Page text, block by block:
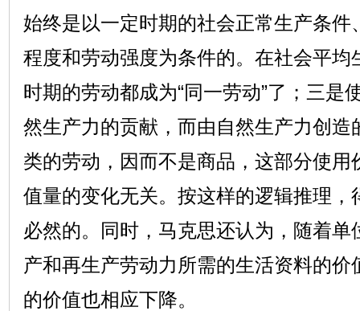
始终是以一定时期的社会正常生产条件
程度和劳动强度为条件的。在社会平均
时期的劳动都成为“同一劳动”了；三是
然生产力的贡献，而由自然生产力创造
类的劳动，因而不是商品，这部分使用
值量的变化无关。按这样的逻辑推理，
必然的。同时，马克思还认为，随着单
产和再生产劳动力所需的生活资料的价
的价值也相应下降。